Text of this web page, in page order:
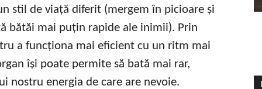
stil de viață diferit (mergem în picioare și
bătăi mai puțin rapide ale inimii). Prin
a funcționa mai eficient cu un ritm mai
își poate permite să bată mai rar,
nostru energia de care are nevoie.